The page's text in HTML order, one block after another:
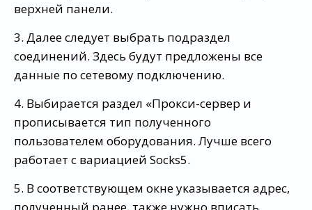
верхней панели.
3. Далее следует выбрать подраздел
соединений. Здесь будут предложены все
данные по сетевому подключению.
4. Выбирается раздел «Прокси-сервер и
прописывается тип полученного
пользователем оборудования. Лучше всего
работает с вариацией Socks5.
5. В соответствующем окне указывается адрес,